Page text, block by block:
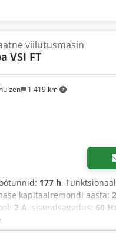
1 419 km
viilutusmasin
VSI FT
177 h,
kapitaalremondi aasta:
2 A, sisendsagedus: 60